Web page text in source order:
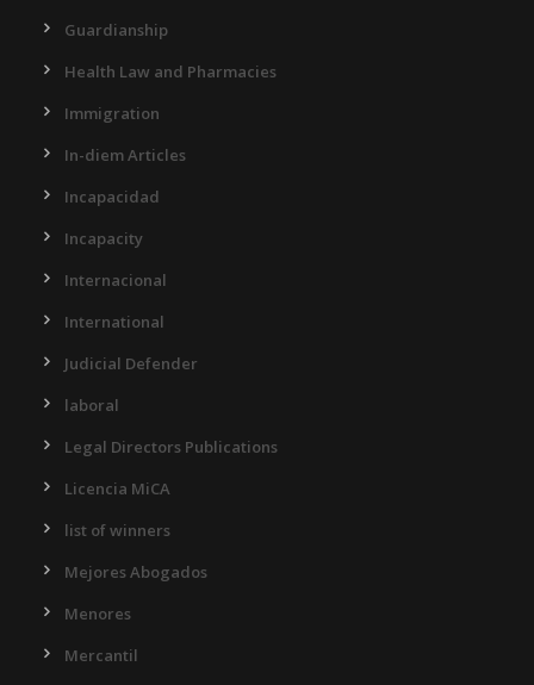
Guardianship
Health Law and Pharmacies
Immigration
In-diem Articles
Incapacidad
Incapacity
Internacional
International
Judicial Defender
laboral
Legal Directors Publications
Licencia MiCA
list of winners
Mejores Abogados
Menores
Mercantil